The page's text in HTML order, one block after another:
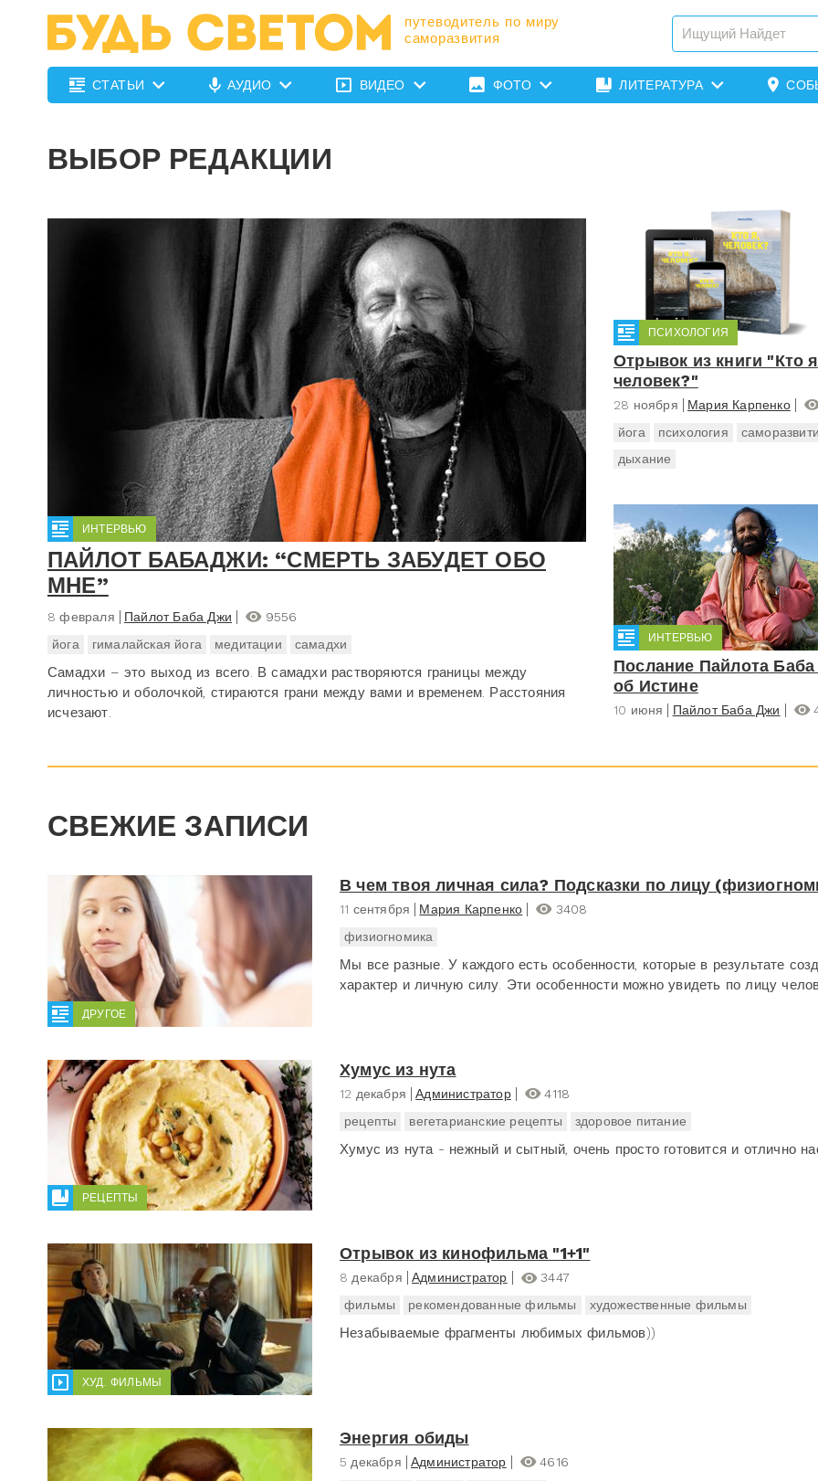
путеводитель по миру
саморазвития
СТАТЬИ АУДИО ВИДЕО ФОТО ЛИТЕРАТУРА
ВЫБОР РЕДАКЦИИ
ИНТЕРВЬЮ
ПАЙЛОТ БАБАДЖИ: “СМЕРТЬ ЗАБУДЕТ ОБО
МНЕ”
8 февраля Пайлот Баба Джи
9556
йога
гималайская йога медитации самадхи
Самадхи – это выход из всего. В самадхи растворяются границы между
личностью и оболочкой, стираются грани между вами и временем. Расстояния
исчезают.
ПСИХОЛОГИЯ
Отрывок из книги "Кто
человек?"
28 ноября Мария Карпенко
йога
психология
дыхание
ИНТЕРВЬЮ
Послание Пайлота
об Истине
10 июня Пайлот Баба Джи
СВЕЖИЕ ЗАПИСИ
ДРУГОЕ
В чем твоя личная сила? Подсказки по лицу
11 сентября Мария Карпенко
3408
физиогномика
Мы все разные. У каждого есть особенности, которые в результате
характер и личную силу. Эти особенности можно увидеть по лицу
РЕЦЕПТЫ
Хумус из нута
12 декабря Администратор
4118
рецепты
вегетарианские рецепты здоровое питание
Хумус из нута - нежный и сытный, очень просто готовится и отлично
ХУД. ФИЛЬМЫ
Отрывок из кинофильма "1+1"
8 декабря Администратор
3447
фильмы
рекомендованные фильмы художественные фильмы
Незабываемые фрагменты любимых фильмов))
Энергия обиды
5 декабря Администратор
4616